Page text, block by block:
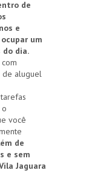
de
e
um
dia.
de aluguel
você
de
e sem
Jaguara